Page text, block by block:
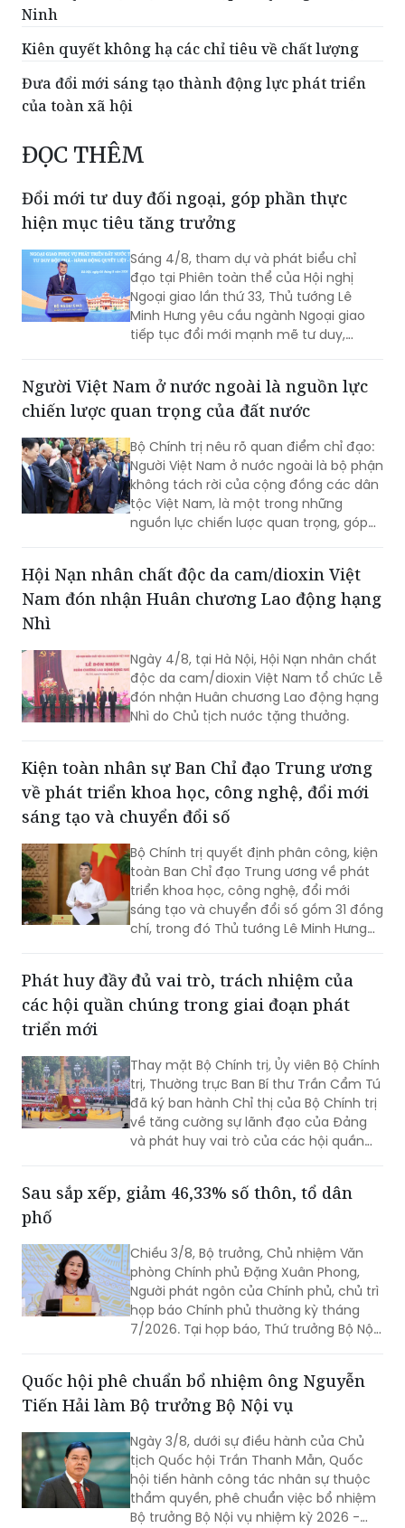
Ninh
Kiên quyết không hạ các chỉ tiêu về chất lượng
Đưa đổi mới sáng tạo thành động lực phát triển
của toàn xã hội
ĐỌC THÊM
Đổi mới tư duy đối ngoại, góp phần thực
hiện mục tiêu tăng trưởng
Sáng 4/8, tham dự và phát biểu chỉ
đạo tại Phiên toàn thể của Hội nghị
Ngoại giao lần thứ 33, Thủ tướng Lê
Minh Hưng yêu cầu ngành Ngoại giao
tiếp tục đổi mới mạnh mẽ tư duy,
chất hơn, đồng hành chặt chẽ hơn với
các Bộ, ngành, địa phương và cộng
thực hiện mục tiêu tăng trưởng 2 con
số.
Người Việt Nam ở nước ngoài là nguồn lực
chiến lược quan trọng của đất nước
Bộ Chính trị nêu rõ quan điểm chỉ đạo:
Người Việt Nam ở nước ngoài là bộ phận
không tách rời của cộng đồng các dân
tộc Việt Nam, là một trong những
nguồn lực chiến lược quan trọng, góp
thế giới...
Hội Nạn nhân chất độc da cam/dioxin Việt
Nam đón nhận Huân chương Lao động hạng
Nhì
Ngày 4/8, tại Hà Nội, Hội Nạn nhân chất
độc da cam/dioxin Việt Nam tổ chức Lễ
đón nhận Huân chương Lao động hạng
Nhì do Chủ tịch nước tặng thưởng.
Kiện toàn nhân sự Ban Chỉ đạo Trung ương
về phát triển khoa học, công nghệ, đổi mới
sáng tạo và chuyển đổi số
Bộ Chính trị quyết định phân công, kiện
toàn Ban Chỉ đạo Trung ương về phát
triển khoa học, công nghệ, đổi mới
sáng tạo và chuyển đổi số gồm 31 đồng
chí, trong đó Thủ tướng Lê Minh Hưng
Phát huy đầy đủ vai trò, trách nhiệm của
các hội quần chúng trong giai đoạn phát
triển mới
Thay mặt Bộ Chính trị, Ủy viên Bộ Chính
trị, Thường trực Ban Bí thư Trần Cẩm Tú
đã ký ban hành Chỉ thị của Bộ Chính trị
về tăng cường sự lãnh đạo của Đảng
và phát huy vai trò của các hội quần
Sau sắp xếp, giảm 46,33% số thôn, tổ dân
phố
Chiều 3/8, Bộ trưởng, Chủ nhiệm Văn
phòng Chính phủ Đặng Xuân Phong,
Người phát ngôn của Chính phủ, chủ trì
họp báo Chính phủ thường kỳ tháng
7/2026. Tại họp báo, Thứ trưởng Bộ Nội
toàn quốc.
Quốc hội phê chuẩn bổ nhiệm ông Nguyễn
Tiến Hải làm Bộ trưởng Bộ Nội vụ
Ngày 3/8, dưới sự điều hành của Chủ
tịch Quốc hội Trần Thanh Mẫn, Quốc
hội tiến hành công tác nhân sự thuộc
thẩm quyền, phê chuẩn việc bổ nhiệm
Bộ trưởng Bộ Nội vụ nhiệm kỳ 2026 -